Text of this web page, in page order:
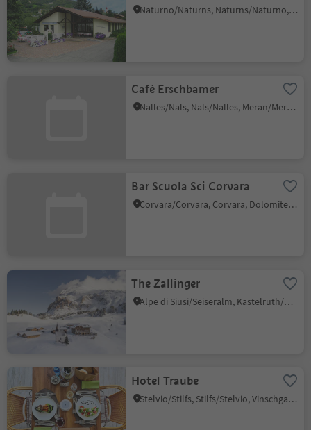
Naturno/Naturns, Naturns/Naturno, Meran/Merano and environs
Cafè Erschbamer
Nalles/Nals, Nals/Nalles, Meran/Merano and environs
Bar Scuola Sci Corvara
Corvara/Corvara, Corvara, Dolomites Region Alta Badia
The Zallinger
Alpe di Siusi/Seiseralm, Kastelruth/Castelrotto, Dolomites Region Seiser Alm
Hotel Traube
Stelvio/Stilfs, Stilfs/Stelvio, Vinschgau/Val Venosta